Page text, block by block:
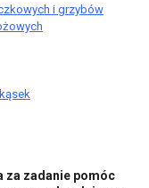
i grzybów
za zadanie pomóc